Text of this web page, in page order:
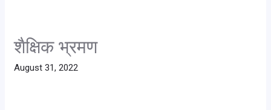
शैक्षिक भ्रमण
August 31, 2022